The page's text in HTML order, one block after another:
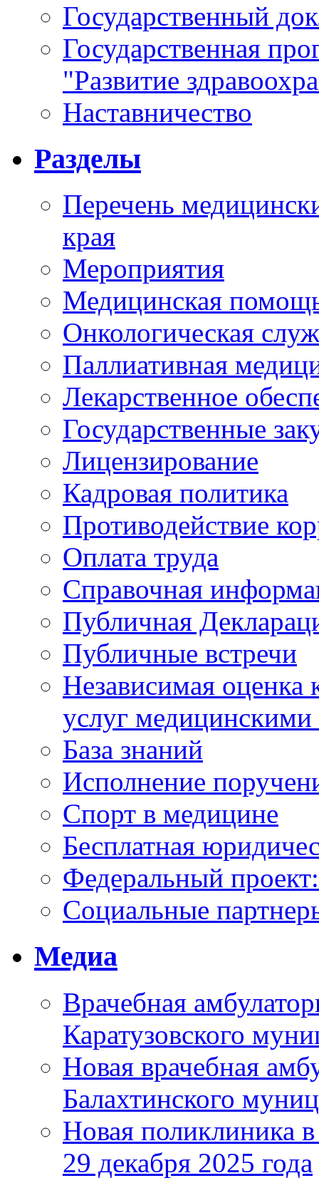
Государственный
Государственная
"Развитие
Наставничество
Разделы
Перечень
края
Мероприятия
Медицинская
Онкологическая
Паллиативная
Лекарственное
Государственные
Лицензирование
Кадровая политика
Противодействие
Оплата труда
Справочная
Публичная
Публичные встречи
Независимая оценка
услуг
База знаний
Исполнение
Спорт в медицине
Бесплатная
Федеральный
Социальные
Медиа
Врачебная
Каратузовского
Новая врачебная
Балахтинского
Новая поликлиника
29 декабря 2025 года